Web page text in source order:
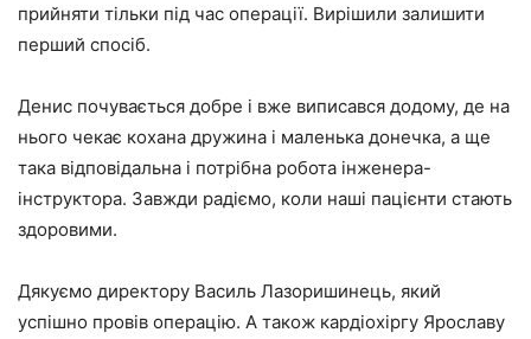
прийняти тільки під час операції. Вирішили залишити
перший спосіб.
Денис почувається добре і вже виписався додому, де на
нього чекає кохана дружина і маленька донечка, а ще
така відповідальна і потрібна робота інженера-
інструктора. Завжди радіємо, коли наші пацієнти стають
здоровими.
Дякуємо директору Василь Лазоришинець, який
успішно провів операцію. А також кардіохіргу Ярославу